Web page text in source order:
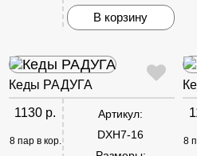
В корзину
Кеды РАДУГА
1130 р.
8 пар в кор.
Артикул:
DXH7-16
8